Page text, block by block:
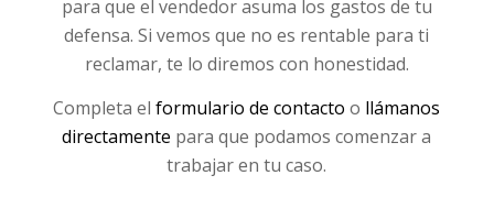
para que el vendedor asuma los gastos de tu
defensa. Si vemos que no es rentable para ti
reclamar, te lo diremos con honestidad.
Completa elformulario de contacto o llámanos
directamente para que podamos comenzar a
trabajar en tu caso.